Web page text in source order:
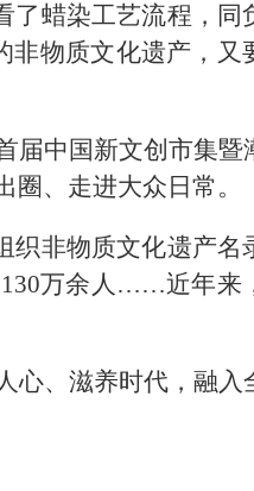
了蜡染工艺流程，同
物质文化遗产，又
届中国新文创市集暨
、走进大众日常。
非物质文化遗产名
130万余人……近年来
心、滋养时代，融入